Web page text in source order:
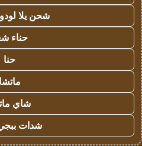
شحن يلا
حناء
حنا
ماتشا
شاي
شدات ببجي